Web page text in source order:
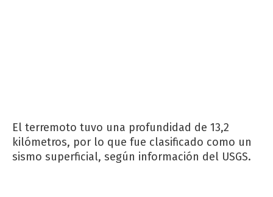
El terremoto tuvo una profundidad de 13,2
kilómetros, por lo que fue clasificado como un
sismo superficial, según información del USGS.